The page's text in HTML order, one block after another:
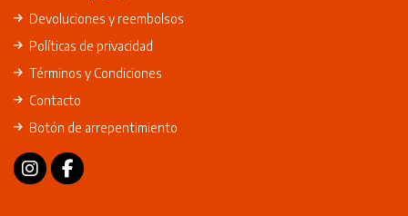
Devoluciones y reembolsos
Políticas de privacidad
Términos y Condiciones
Contacto
Botón de arrepentimiento